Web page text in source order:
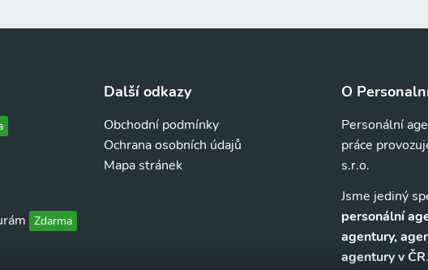
Zdarma
Další odkazy
Obchodní podmínky
Ochrana osobních údajů
Mapa stránek
O
Personální
práce
s.r.o.
Jsme jediný
personální
agentury,
agentury v ČR